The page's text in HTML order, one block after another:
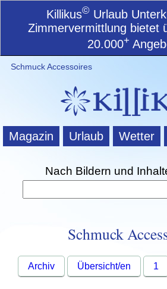
Killikus© Urlaub
Zimmervermittlung bietet
20.000+
Schmuck Accessoires
Magazin Urlaub Wetter
Nach Bildern und
Schmuck
Archiv Übersicht/en 1